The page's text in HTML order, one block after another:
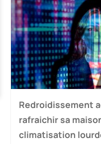
Redroidissement
rafraichir sa
climatisation